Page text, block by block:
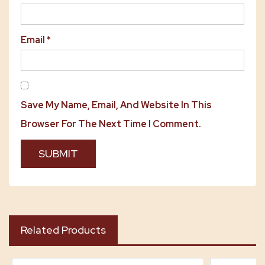
Email*
Save My Name, Email, And Website In This
Browser For The Next Time I Comment.
Related Products